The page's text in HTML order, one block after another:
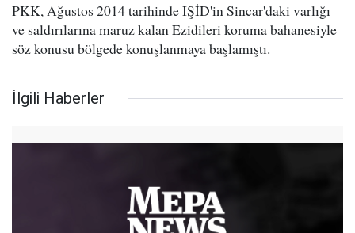
PKK, Ağustos 2014 tarihinde IŞİD'in Sincar'daki varlığı
ve saldırılarına maruz kalan Ezidileri koruma bahanesiyle
söz konusu bölgede konuşlanmaya başlamıştı.
İlgili Haberler